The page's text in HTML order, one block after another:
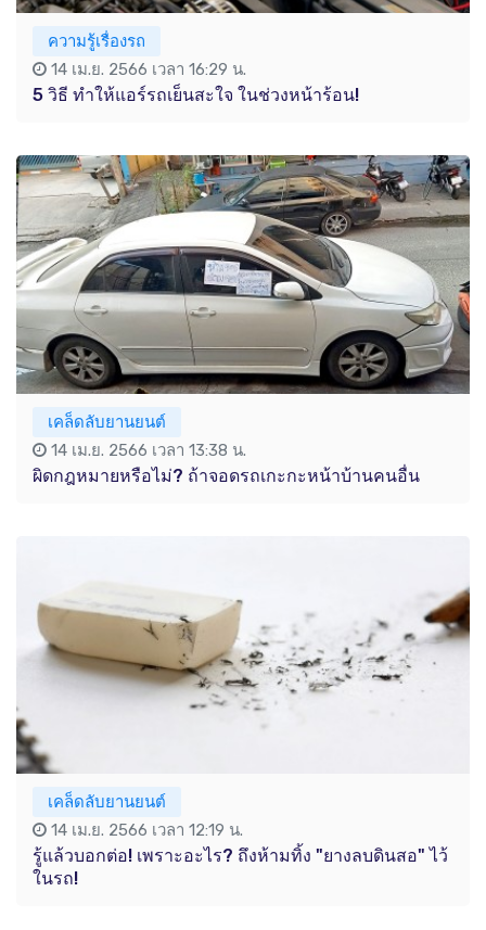
ความรู้เรื่องรถ
14 เม.ย. 2566 เวลา 16:29 น.
5 วิธี ทำให้แอร์รถเย็นสะใจ ในช่วงหน้าร้อน!
เคล็ดลับยานยนต์
14 เม.ย. 2566 เวลา 13:38 น.
ผิดกฎหมายหรือไม่? ถ้าจอดรถเกะกะหน้าบ้านคนอื่น
เคล็ดลับยานยนต์
14 เม.ย. 2566 เวลา 12:19 น.
รู้แล้วบอกต่อ! เพราะอะไร? ถึงห้ามทิ้ง "ยางลบดินสอ" ไว้
ในรถ!